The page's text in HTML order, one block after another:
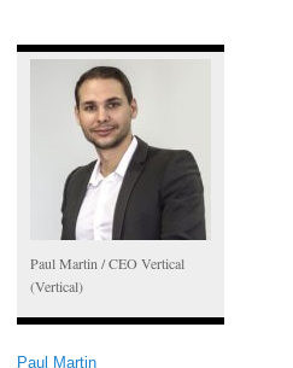
Paul Martin / CEO Vertical
(Vertical)
Paul Martin